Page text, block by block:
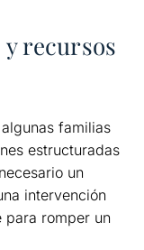
recursos
familias
estructuradas
un
intervención
para romper un